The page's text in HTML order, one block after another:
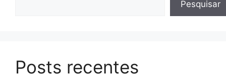
Pesquisar
Posts recentes